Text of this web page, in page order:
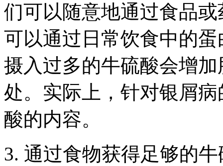
们可以随意地通过食品
可以通过日常饮食中的
摄入过多的牛硫酸会增
处。实际上，针对银屑
酸的内容。
3. 通过食物获得足够的